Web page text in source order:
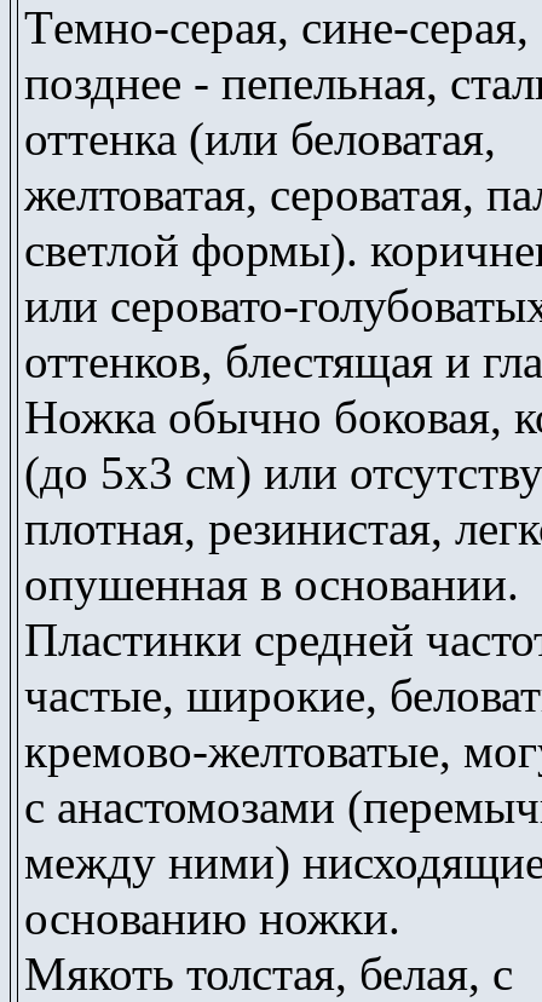
Tемно-серая, сине-серая,
позднее - пепельная,
оттенка (или беловатая,
желтоватая, сероватая,
светлой формы).
или серовато-
оттенков, блестящая и
Ножка обычно боковая,
(до 5х3 см) или
плотная, резинистая,
опушенная в основании.
Пластинки средней
частые, широкие,
кремово-желтоватые,
с анастомозами
между ними)
основанию ножки.
Мякоть толстая, белая, с